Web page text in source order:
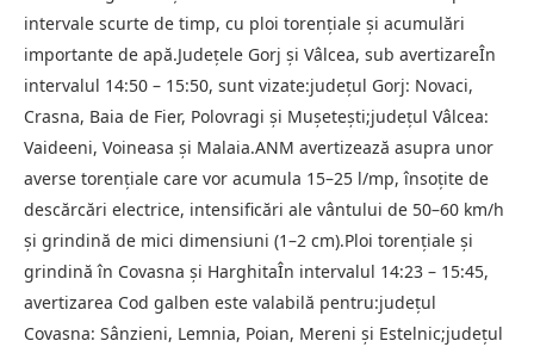
intervale scurte de timp, cu ploi torențiale și acumulări
importante de apă.Județele Gorj și Vâlcea, sub avertizareÎn
intervalul 14:50 – 15:50, sunt vizate:județul Gorj: Novaci,
Crasna, Baia de Fier, Polovragi și Mușetești;județul Vâlcea:
Vaideeni, Voineasa și Malaia.ANM avertizează asupra unor
averse torențiale care vor acumula 15–25 l/mp, însoțite de
descărcări electrice, intensificări ale vântului de 50–60 km/h
și grindină de mici dimensiuni (1–2 cm).Ploi torențiale și
grindină în Covasna și HarghitaÎn intervalul 14:23 – 15:45,
avertizarea Cod galben este valabilă pentru:județul
Covasna: Sânzieni, Lemnia, Poian, Mereni și Estelnic;județul